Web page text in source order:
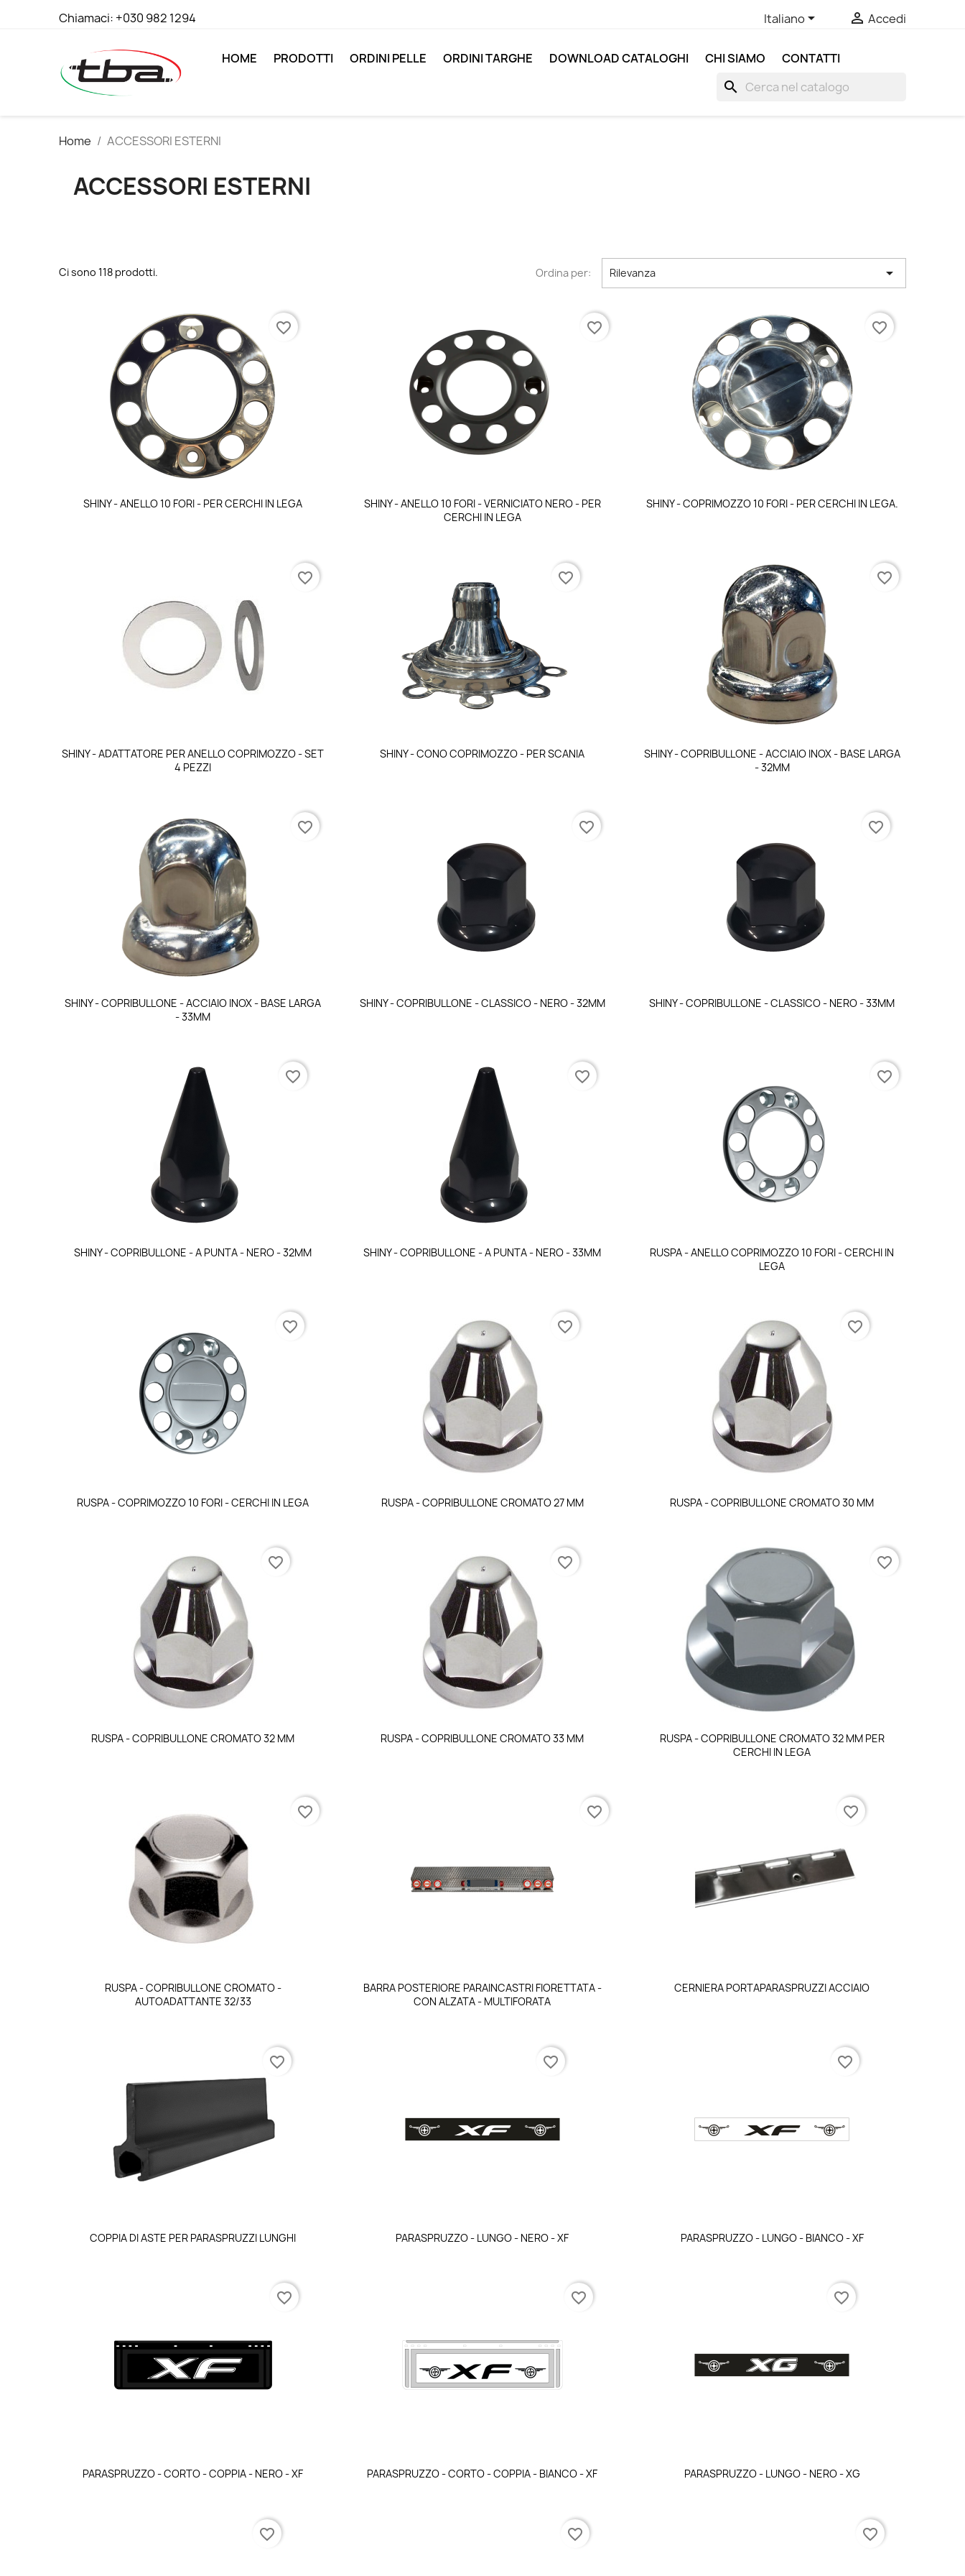
Chiamaci: +030 982 1294 Italiano  Accedi
HOME PRODOTTI ORDINI PELLE ORDINI TARGHE DOWNLOAD CATALOGHI CHI SIAMO CONTATTI
search
Home ACCESSORI ESTERNI
ACCESSORI ESTERNI
Ci sono 118 prodotti. Ordina per: Rilevanza 
 Anteprima
SHINY - ANELLO 10 FORI - PER CERCHI IN LEGA
favorite_border
Anteprima
SHINY - ANELLO 10 FORI - VERNICIATO NERO - PER
CERCHI IN LEGA
favorite_border
Anteprima
SHINY - COPRIMOZZO 10 FORI - PER CERCHI IN LEGA.
favorite_border
Anteprima
SHINY - ADATTATORE PER ANELLO COPRIMOZZO - SET
4 PEZZI
favorite_border
Anteprima
SHINY - CONO COPRIMOZZO - PER SCANIA
favorite_border
Anteprima
SHINY - COPRIBULLONE - ACCIAIO INOX - BASE LARGA
- 32MM
favorite_border
Anteprima
SHINY - COPRIBULLONE - ACCIAIO INOX - BASE LARGA
- 33MM
favorite_border
Anteprima
SHINY - COPRIBULLONE - CLASSICO - NERO - 32MM
favorite_border
Anteprima
SHINY - COPRIBULLONE - CLASSICO - NERO - 33MM
favorite_border
Anteprima
SHINY - COPRIBULLONE - A PUNTA - NERO - 32MM
favorite_border
Anteprima
SHINY - COPRIBULLONE - A PUNTA - NERO - 33MM
favorite_border
Anteprima
RUSPA - ANELLO COPRIMOZZO 10 FORI - CERCHI IN
LEGA
favorite_border
Anteprima
RUSPA - COPRIMOZZO 10 FORI - CERCHI IN LEGA
favorite_border
Anteprima
RUSPA - COPRIBULLONE CROMATO 27 MM
favorite_border
 Anteprima
RUSPA - COPRIBULLONE CROMATO 30 MM
favorite_border
 Anteprima
RUSPA - COPRIBULLONE CROMATO 32 MM
favorite_border
 Anteprima
RUSPA - COPRIBULLONE CROMATO 33 MM
favorite_border
 Anteprima
RUSPA - COPRIBULLONE CROMATO 32 MM PER
CERCHI IN LEGA
favorite_border
Anteprima
RUSPA - COPRIBULLONE CROMATO -
AUTOADATTANTE 32/33
favorite_border
 Anteprima
BARRA POSTERIORE PARAINCASTRI FIORETTATA -
CON ALZATA - MULTIFORATA
favorite_border
Anteprima
CERNIERA PORTAPARASPRUZZI ACCIAIO
favorite_border
Anteprima
COPPIA DI ASTE PER PARASPRUZZI LUNGHI
favorite_border
Anteprima
PARASPRUZZO - LUNGO - NERO - XF
favorite_border
Anteprima
PARASPRUZZO - LUNGO - BIANCO - XF
favorite_border
Anteprima
PARASPRUZZO - CORTO - COPPIA - NERO - XF
favorite_border
Anteprima
PARASPRUZZO - CORTO - COPPIA - BIANCO - XF
favorite_border
Anteprima
PARASPRUZZO - LUNGO - NERO - XG
favorite_border
favorite_border favorite_border favorite_border